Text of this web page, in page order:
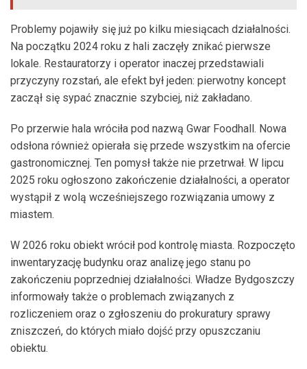
Problemy pojawiły się już po kilku miesiącach działalności.
Na początku 2024 roku z hali zaczęły znikać pierwsze
lokale. Restauratorzy i operator inaczej przedstawiali
przyczyny rozstań, ale efekt był jeden: pierwotny koncept
zaczął się sypać znacznie szybciej, niż zakładano.
Po przerwie hala wróciła pod nazwą Gwar Foodhall. Nowa
odsłona również opierała się przede wszystkim na ofercie
gastronomicznej. Ten pomysł także nie przetrwał. W lipcu
2025 roku ogłoszono zakończenie działalności, a operator
wystąpił z wolą wcześniejszego rozwiązania umowy z
miastem.
W 2026 roku obiekt wrócił pod kontrolę miasta. Rozpoczęto
inwentaryzację budynku oraz analizę jego stanu po
zakończeniu poprzedniej działalności. Władze Bydgoszczy
informowały także o problemach związanych z
rozliczeniem oraz o zgłoszeniu do prokuratury sprawy
zniszczeń, do których miało dojść przy opuszczaniu
obiektu.